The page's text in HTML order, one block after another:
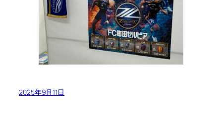
2025年9月11日